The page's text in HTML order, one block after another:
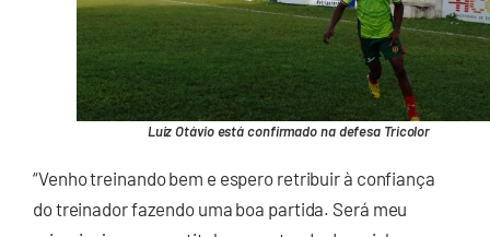
Luiz Otávio está confirmado na defesa Tricolor
“Venho treinando bem e espero retribuir à confiança
do treinador fazendo uma boa partida. Será meu